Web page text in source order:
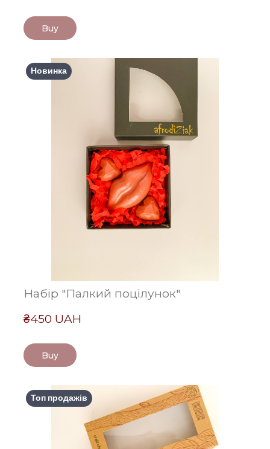
Buy
Новинка
Набір "Палкий поцілунок"
₴450 UAH
Buy
Топ продажів